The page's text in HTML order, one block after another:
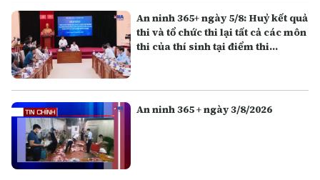
An ninh 365+ ngày 5/8: Huỷ kết quả
thi và tổ chức thi lại tất cả các môn
thi của thí sinh tại điểm thi
An ninh 365 + ngày 3/8/2026